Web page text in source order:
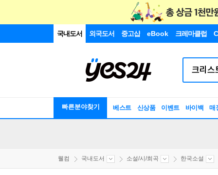
국내도서 외국도서 중고샵 eBook 크레마클럽
빠른분야찾기 베스트 신상품 이벤트 바이백 매
웰컴 국내도서 소설/시/희곡 한국소설